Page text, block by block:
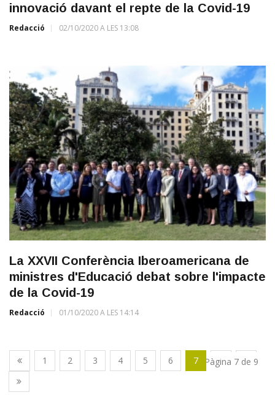
innovació davant el repte de la Covid-19
Redacció 02/10/2020 A LES 13:08
La XXVII Conferència Iberoamericana de
ministres d'Educació debat sobre l'impacte
de la Covid-19
Redacció 01/10/2020 A LES 14:14
1 2 3 4 5 6 7 8 9
Pàgina 7 de 9